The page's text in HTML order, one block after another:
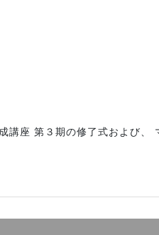
講座 第３期の修了式および、